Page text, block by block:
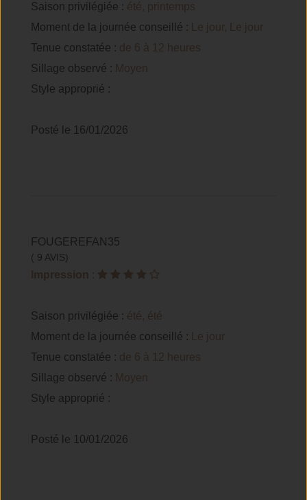
Saison privilégiée : été, printemps
Moment de la journée conseillé :
Le jour, Le jour
Tenue constatée : de 6 à 12 heures
Sillage observé : Moyen
Style approprié :
Posté le 16/01/2026
FOUGEREFAN35
( 9 AVIS)
Impression :
Saison privilégiée : été, été
Moment de la journée conseillé :
Le jour
Tenue constatée : de 6 à 12 heures
Sillage observé : Moyen
Style approprié :
Posté le 10/01/2026